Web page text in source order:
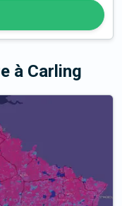
à Carling